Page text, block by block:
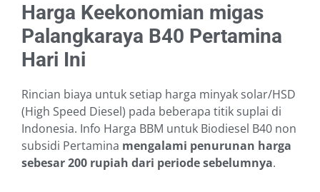
Harga Keekonomian migas
Palangkaraya B40 Pertamina
Hari Ini
Rincian biaya untuk setiap harga minyak solar/HSD
(High Speed Diesel) pada beberapa titik suplai di
Indonesia. Info Harga BBM untuk Biodiesel B40 non
subsidi Pertamina mengalami penurunan harga
sebesar 200 rupiah dari periode sebelumnya.